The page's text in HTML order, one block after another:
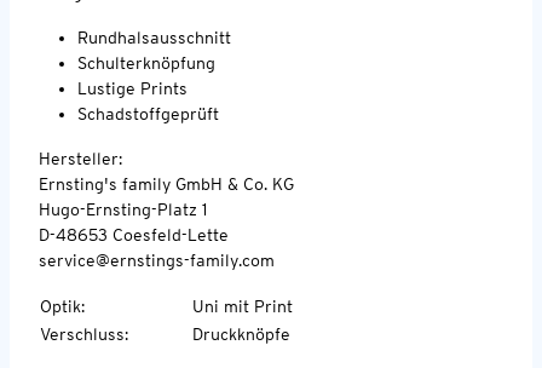
Rundhalsausschnitt
Schulterknöpfung
Lustige Prints
Schadstoffgeprüft
Hersteller:
Ernsting's family GmbH & Co. KG
Hugo-Ernsting-Platz 1
D-48653 Coesfeld-Lette
service@ernstings-family.com
Optik:
Uni mit Print
Verschluss: Druckknöpfe